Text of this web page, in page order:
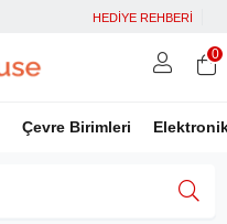
HEDİYE REHBERİ
Çevre Birimleri
0